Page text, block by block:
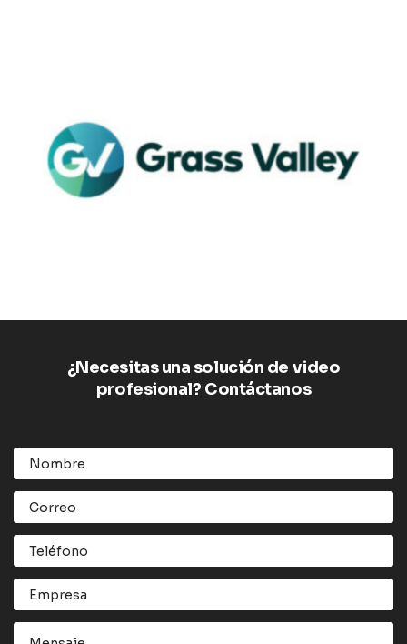
¿Necesitas una solución de video
profesional? Contáctanos